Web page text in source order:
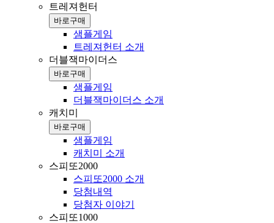
트레져헌터
바로구매
샘플게임
트레져헌터 소개
더블잭마이더스
바로구매
샘플게임
더블잭마이더스 소개
캐치미
바로구매
샘플게임
캐치미 소개
스피또2000
스피또2000 소개
당첨내역
당첨자 이야기
스피또1000